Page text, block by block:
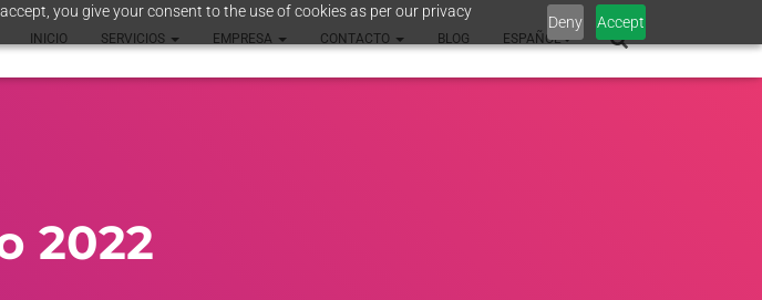
you give your consent to the use of cookies as per our privacy
Deny Accept
INICIO SERVICIOS EMPRESA CONTACTO BLOG ESPAÑOL
2022